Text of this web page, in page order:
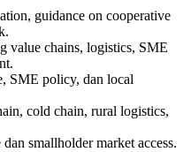
guidance on cooperative
value chains, logistics, SME
SME policy, dan local
cold chain, rural logistics,
smallholder market access.